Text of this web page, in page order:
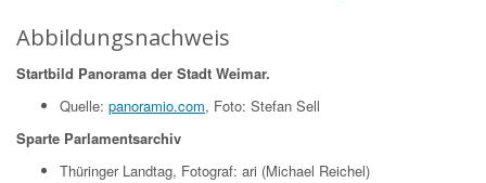
Abbildungsnachweis
Startbild Panorama der Stadt Weimar.
Quelle: panoramio.com, Foto: Stefan Sell
Sparte Parlamentsarchiv
Thüringer Landtag, Fotograf: ari (Michael Reichel)